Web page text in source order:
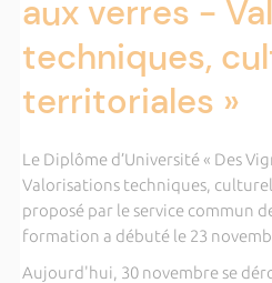
aux verres -
techniques,
territoriales »
Le Diplôme d’Université « Des
Valorisations techniques,
proposé par le service commun
formation a débuté le 23
Aujourd'hui, 30 novembre se